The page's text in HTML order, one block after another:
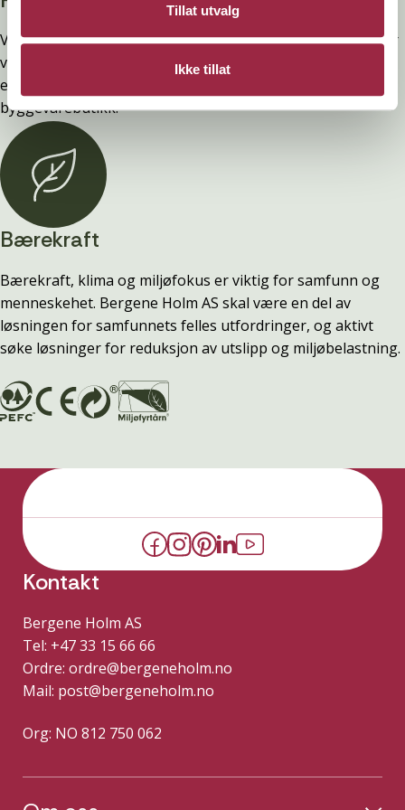
Tillat utvalg
Ikke tillat
Vi selger ingen varer direkte til privatpersoner. Alt salg går
via byggevarehandelen. Har du spørsmål om pris, produkt
eller tilgjengelighet, ta kontakt med din lokale
byggevarebutikk.
Bærekraft
Bærekraft, klima og miljøfokus er viktig for samfunn og
menneskehet. Bergene Holm AS skal være en del av
løsningen for samfunnets felles utfordringer, og aktivt
søke løsninger for reduksjon av utslipp og miljøbelastning.
Kontakt
Bergene Holm AS
Tel: +47 33 15 66 66
Ordre: ordre@bergeneholm.no
Mail: post@bergeneholm.no
Org: NO 812 750 062